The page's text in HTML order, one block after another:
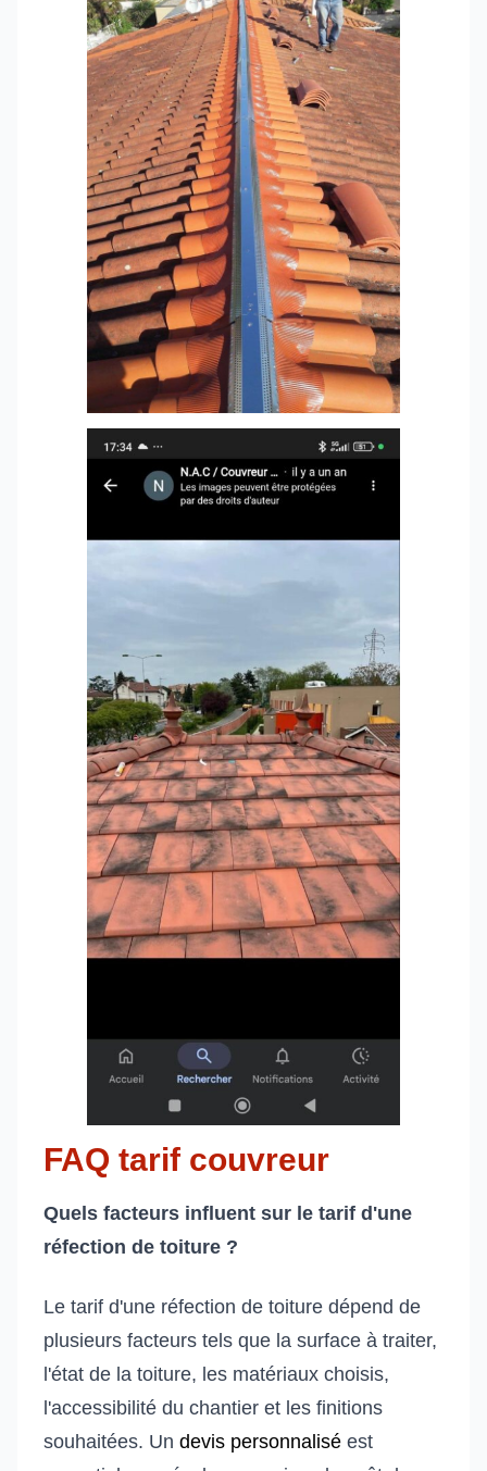
FAQ tarif couvreur
Quels facteurs influent sur le tarif d'une
réfection de toiture ?
Le tarif d'une réfection de toiture dépend de
plusieurs facteurs tels que la surface à traiter,
l'état de la toiture, les matériaux choisis,
l'accessibilité du chantier et les finitions
souhaitées. Un devis personnalisé est